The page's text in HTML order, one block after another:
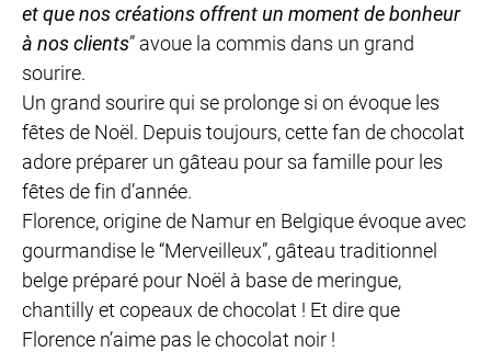
et que nos créations offrent un moment de bonheur
à nos clients” avoue la commis dans un grand
sourire.
Un grand sourire qui se prolonge si on évoque les
fêtes de Noël. Depuis toujours, cette fan de chocolat
adore préparer un gâteau pour sa famille pour les
fêtes de fin d’année.
Florence, origine de Namur en Belgique évoque avec
gourmandise le “Merveilleux”, gâteau traditionnel
belge préparé pour Noël à base de meringue,
chantilly et copeaux de chocolat ! Et dire que
Florence n’aime pas le chocolat noir !